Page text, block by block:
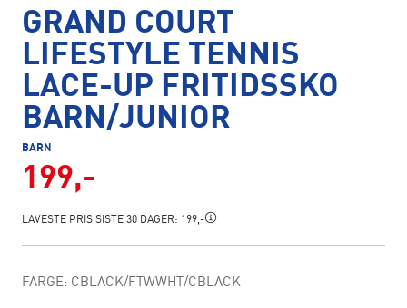
GRAND COURT
LIFESTYLE TENNIS
LACE-UP FRITIDSSKO
BARN/JUNIOR
BARN
199,-
LAVESTE PRIS SISTE 30 DAGER: 199,-
FARGE: CBLACK/FTWWHT/CBLACK